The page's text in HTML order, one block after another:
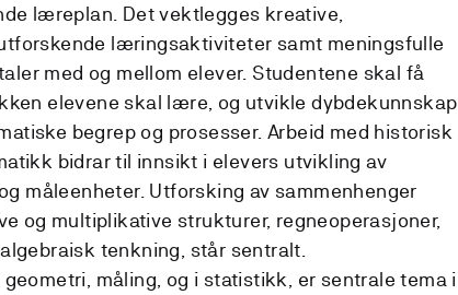
læreplan. Det vektlegges kreative,
læringsaktiviteter samt meningsfulle
med og mellom elever. Studentene skal få
elevene skal lære, og utvikle dybdekunnskap
begrep og prosesser. Arbeid med historisk
bidrar til innsikt i elevers utvikling av
måleenheter. Utforsking av sammenhenger
og multiplikative strukturer, regneoperasjoner,
tenkning, står sentralt.
måling, og i statistikk, er sentrale tema i